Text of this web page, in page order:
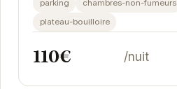
parking chambres-non-fumeurs
plateau-bouilloire
110€ /nuit